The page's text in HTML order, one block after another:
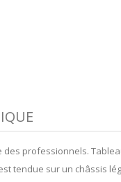
des professionnels.
tendue sur un châssis